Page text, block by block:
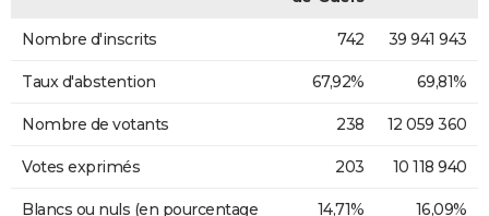
Nombre d'inscrits 742 39 941 943
Taux d'abstention 67,92% 69,81%
Nombre de votants 238 12 059 360
Votes exprimés 203 10 118 940
Blancs ou nuls (en pourcentage
14,71% 16,09%